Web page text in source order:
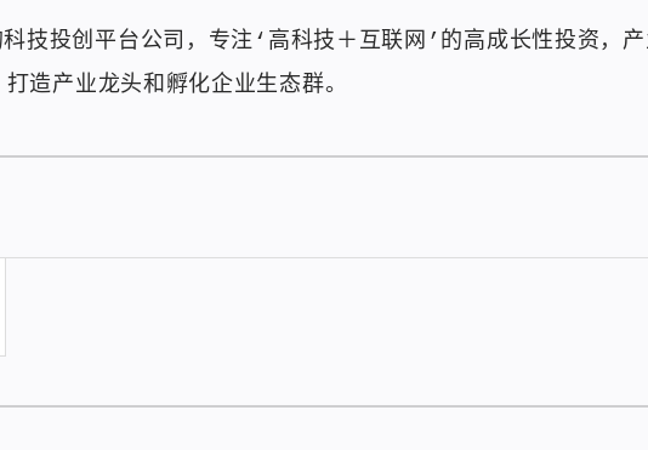
技投创平台公司，专注‘高科技＋互联网’的高成长性投资，
造产业龙头和孵化企业生态群。